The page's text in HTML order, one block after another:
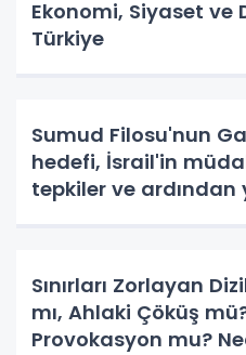
Ekonomi, Siyaset ve
Türkiye
Sumud Filosu'nun
hedefi, İsrail'in
tepkiler ve ardından
Sınırları Zorlayan
mı, Ahlaki Çöküş
Provokasyon mu?